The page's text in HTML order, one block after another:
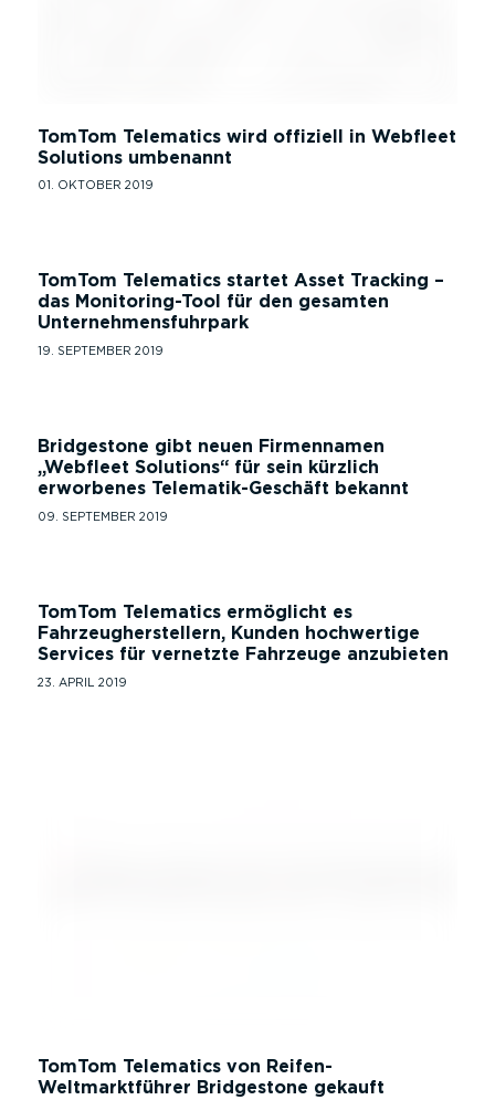
TomTom Telematics wird offiziell in Webfleet
Solutions umbenannt
01. OKTOBER 2019
TomTom Telematics startet Asset Tracking –
das Monitoring-Tool für den gesamten
Unternehmensfuhrpark
19. SEPTEMBER 2019
Bridgestone gibt neuen Firmennamen
„Webfleet Solutions“ für sein kürzlich
erworbenes Telematik-Geschäft bekannt
09. SEPTEMBER 2019
TomTom Telematics ermöglicht es
Fahrzeugherstellern, Kunden hochwertige
Services für vernetzte Fahrzeuge anzubieten
23. APRIL 2019
TomTom Telematics von Reifen-
Weltmarktführer Bridgestone gekauft